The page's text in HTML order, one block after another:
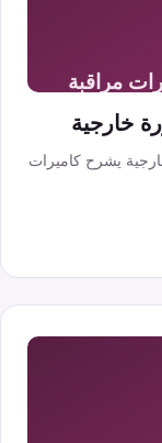
خارجية
يشرح كاميرات